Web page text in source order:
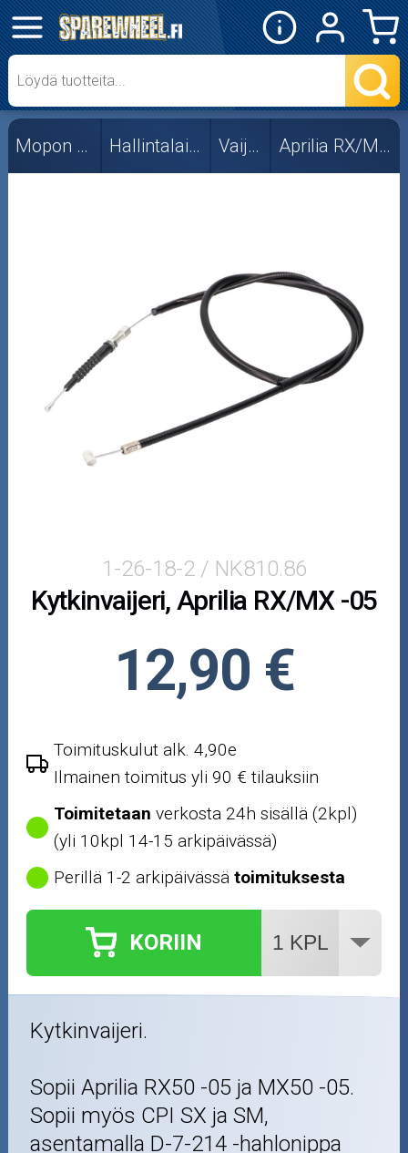
✕
Mopon osat
Skootterin osat
Crossipyörän osat
Mopoauton osat
Mönkijän osat
Puutarha ja metsä
Ajovarusteet
Öljyt ja kemikaalit
Outlet-tuotteet
Mopon osat Hallintalaitteet Vaijerit Aprilia RX/MX -05
1-26-18-2 / NK810.86
Kytkinvaijeri, Aprilia RX/MX -05
12,90 €
Toimituskulut alk. 4,90e
Ilmainen toimitus yli 90 € tilauksiin
Toimitetaan verkosta 24h sisällä (2kpl)
(yli 10kpl 14-15 arkipäivässä)
Perillä 1-2 arkipäivässätoimituksesta
KORIIN
Kytkinvaijeri.
Sopii Aprilia RX50 -05 ja MX50 -05.
Sopii myös CPI SX ja SM,
asentamalla D-7-214 -hahlonippa